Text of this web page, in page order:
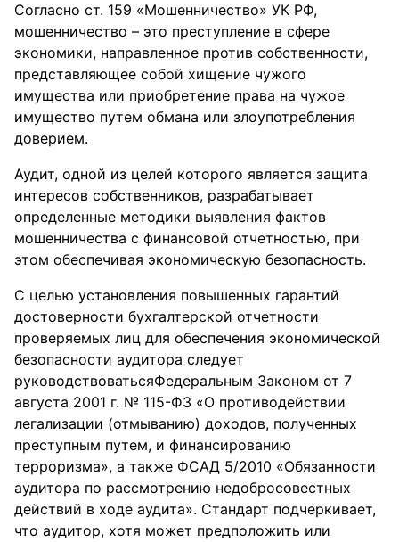
Согласно ст. 159 «Мошенничество» УК РФ,
мошенничество – это преступление в сфере
экономики, направленное против собственности,
представляющее собой хищение чужого
имущества или приобретение права на чужое
имущество путем обмана или злоупотребления
доверием.
Аудит, одной из целей которого является защита
интересов собственников, разрабатывает
определенные методики выявления фактов
мошенничества с финансовой отчетностью, при
этом обеспечивая экономическую безопасность.
С целью установления повышенных гарантий
достоверности бухгалтерской отчетности
проверяемых лиц для обеспечения экономической
безопасности аудитора следует
руководствоватьсяФедеральным Законом от 7
августа 2001 г. № 115-ФЗ «О противодействии
легализации (отмыванию) доходов, полученных
преступным путем, и финансированию
терроризма», а также ФСАД 5/2010 «Обязанности
аудитора по рассмотрению недобросовестных
действий в ходе аудита». Стандарт подчеркивает,
что аудитор, хотя может предположить или